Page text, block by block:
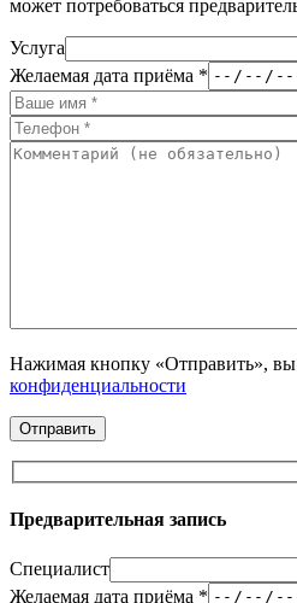
может потребоваться
Услуга
Желаемая дата приёма *
Нажимая кнопку «Отправить», вы
конфиденциальности
Предварительная запись
Специалист
Желаемая дата приёма *